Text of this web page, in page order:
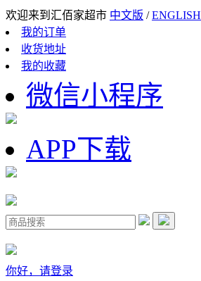
欢迎来到汇佰家超市 中文版 /ENGLISH
我的订单
收货地址
我的收藏
微信小程序
APP下载
你好，请登录